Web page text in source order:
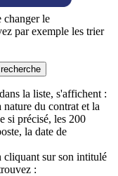
changer le
par exemple les trier
la liste, s'affichent :
du contrat et la
si précisé, les 200
la date de
cliquant sur son intitulé
: